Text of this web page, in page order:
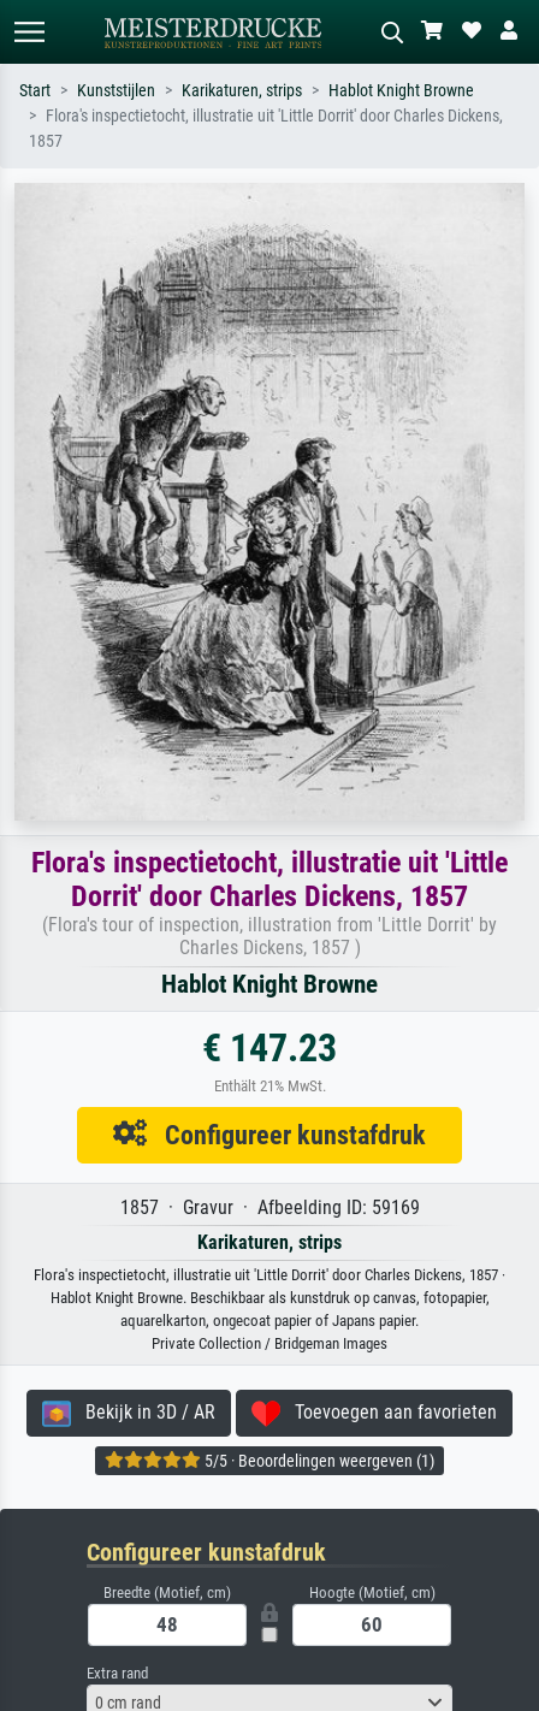
Monet, Sterrennacht, impressionisme,
olieverfschilderij, staand naakt naast
een boom.
Start Kunststijlen Karikaturen, strips
Hablot Knight Browne
Flora's inspectietocht, illustratie uit 'Little Dorrit' door Charles Dickens,
1857
Flora's inspectietocht, illustratie uit 'Little
Dorrit' door Charles Dickens, 1857
(Flora's tour of inspection, illustration from 'Little Dorrit' by
Charles Dickens, 1857 )
Hablot Knight Browne
€ 147.23
Enthält 21% MwSt.
Configureer kunstafdruk
1857 · Gravur · Afbeelding ID: 59169
Karikaturen, strips
Flora's inspectietocht, illustratie uit 'Little Dorrit' door Charles Dickens, 1857 ·
Hablot Knight Browne. Beschikbaar als kunstdruk op canvas, fotopapier,
aquarelkarton, ongecoat papier of Japans papier.
Private Collection / Bridgeman Images
Bekijk in 3D / AR Toevoegen aan favorieten
5/5 · Beoordelingen weergeven (1)
Configureer kunstafdruk
Breedte (Motief, cm) Hoogte (Motief, cm)
Extra rand
0 cm rand